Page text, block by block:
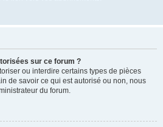
sur ce forum ?
ou interdire certains types de pièces
de savoir ce qui est autorisé ou non, nous
du forum.